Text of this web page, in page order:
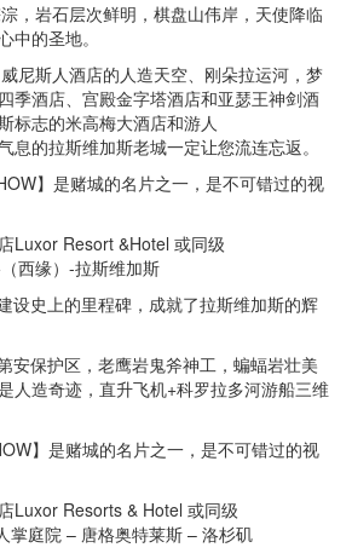
，岩石层次鲜明，棋盘山伟岸，天使降临
中的圣地。
尼斯人酒店的人造天空、刚朵拉运河，梦
季酒店、宫殿金字塔酒店和亚瑟王神剑酒
标志的米高梅大酒店和游人
息的拉斯维加斯老城一定让您流连忘返。
】是赌城的名片之一，是不可错过的视
Luxor Resort &Hotel 或同级
西缘）-拉斯维加斯
设史上的里程碑，成就了拉斯维加斯的辉
安保护区，老鹰岩鬼斧神工，蝙蝠岩壮美
人造奇迹，直升飞机+科罗拉多河游船三维
】是赌城的名片之一，是不可错过的视
Luxor Resorts & Hotel 或同级
掌庭院 – 唐格奥特莱斯 – 洛杉矶